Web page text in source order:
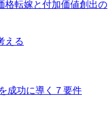
格転嫁と付加価値創出の
える
成功に導く７要件